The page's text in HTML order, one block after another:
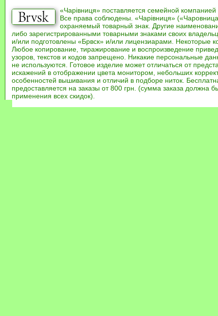
«Чарівниця» поставляется семейной компанией
Все права соблюдены. «Чарівниця»
охраняемый товарный знак. Другие
либо зарегистрированными товарными знаками своих
и/или подготовлены «Брвск» и/или лицензиарами. Некоторые
Любое копирование, тиражирование и воспроизведение
узоров, текстов и кодов запрещено. Никакие персональные
не используются. Готовое изделие может отличаться от
искажений в отображении цвета монитором, небольших
особенностей вышивания и отличий в подборе ниток.
предоставляется на заказы от 800 грн. (сумма заказа должна
применения всех скидок).